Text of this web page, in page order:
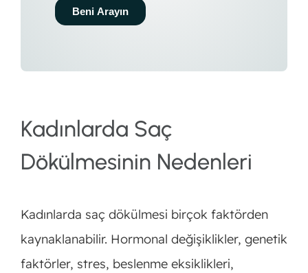
Kadınlarda Saç
Dökülmesinin Nedenleri
Kadınlarda saç dökülmesi birçok faktörden
kaynaklanabilir. Hormonal değişiklikler, genetik
faktörler, stres, beslenme eksiklikleri,